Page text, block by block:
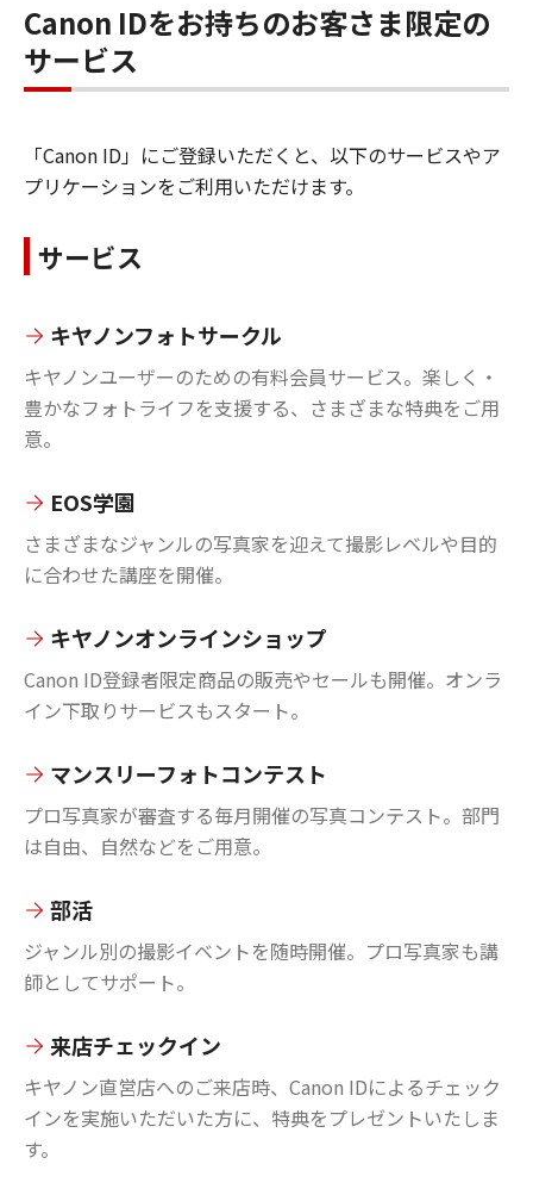
Canon IDをお持ちのお客さま限定の
サービス
「Canon ID」にご登録いただくと、以下のサービスやア
プリケーションをご利用いただけます。
サービス
キヤノンフォトサークル
キヤノンユーザーのための有料会員サービス。楽しく・
豊かなフォトライフを支援する、さまざまな特典をご用
意。
EOS学園
さまざまなジャンルの写真家を迎えて撮影レベルや目的
に合わせた講座を開催。
キヤノンオンラインショップ
Canon ID登録者限定商品の販売やセールも開催。オンラ
イン下取りサービスもスタート。
マンスリーフォトコンテスト
プロ写真家が審査する毎月開催の写真コンテスト。部門
は自由、自然などをご用意。
部活
ジャンル別の撮影イベントを随時開催。プロ写真家も講
師としてサポート。
来店チェックイン
キヤノン直営店へのご来店時、Canon IDによるチェック
インを実施いただいた方に、特典をプレゼントいたしま
す。